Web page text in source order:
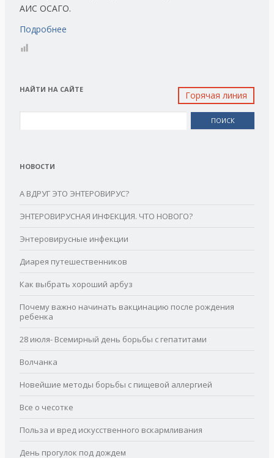
АИС ОСАГО.
Подробнее
Горячая линия
НАЙТИ НА САЙТЕ
НОВОСТИ
А ВДРУГ ЭТО ЭНТЕРОВИРУС?
ЭНТЕРОВИРУСНАЯ ИНФЕКЦИЯ. ЧТО НОВОГО?
Энтеровирусные инфекции
Диарея путешественников
Как выбрать хороший арбуз
Почему важно начинать вакцинацию после рождения
ребенка
28 июля- Всемирный день борьбы с гепатитами
Волчанка
Новейшие методы борьбы с пищевой аллергией
Все о чесотке
Польза и вред искусственного вскармливания
День прогулок под дождем